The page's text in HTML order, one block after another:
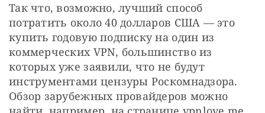
Так что, возможно, лучший способ
потратить около 40 долларов США — это
купить годовую подписку на один из
коммерческих VPN, большинство из
которых уже заявили, что не будут
инструментами цензуры Роскомнадзора.
Обзор зарубежных провайдеров можно